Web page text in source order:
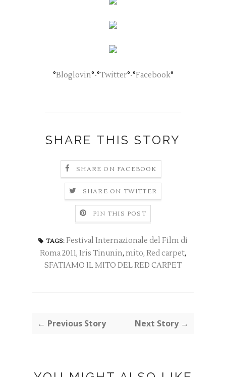
°Bloglovin°-°Twitter°-°Facebook°
SHARE THIS STORY
SHARE ON FACEBOOK
SHARE ON TWITTER
PIN THIS POST
TAGS: Festival Internazionale del Film di
Roma 2011, Iris Tinunin, mito, Red carpet,
SFATIAMO IL MITO DEL RED CARPET
← Previous Story Next Story →